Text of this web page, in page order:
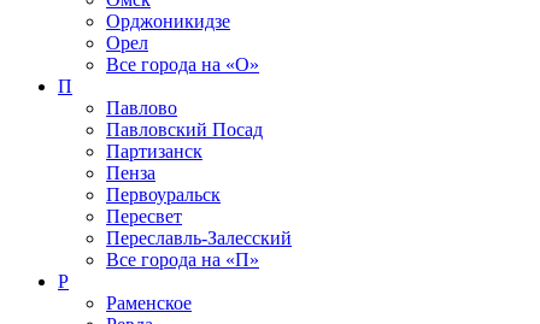
Орджоникидзе
Орел
Все города на «О»
П
Павлово
Павловский Посад
Партизанск
Пенза
Первоуральск
Пересвет
Переславль-Залесский
Все города на «П»
Р
Раменское